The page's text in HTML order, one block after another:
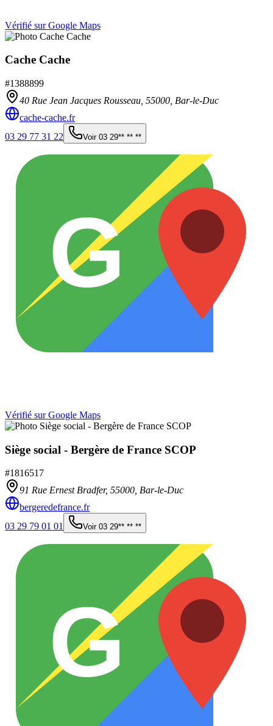
Vérifié sur Google Maps
Cache Cache
#1388899
40 Rue Jean Jacques Rousseau, 55000 Bar-le-Duc
cache-cache.fr
03 29 77 31 22
Voir 03 29** ** **
G
Vérifié sur Google Maps
Siège social - Bergère de France SCOP
#1816517
91 Rue Ernest Bradfer, 55000, Bar-le-Duc
bergeredefrance.fr
03 29 79 01 01
Voir 03 29** ** **
G